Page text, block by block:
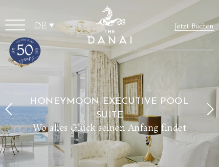
DE Jetzt Buchen
HONEYMOON EXECUTIVE POOL
SUITE
Wo alles Glück seinen Anfang findet